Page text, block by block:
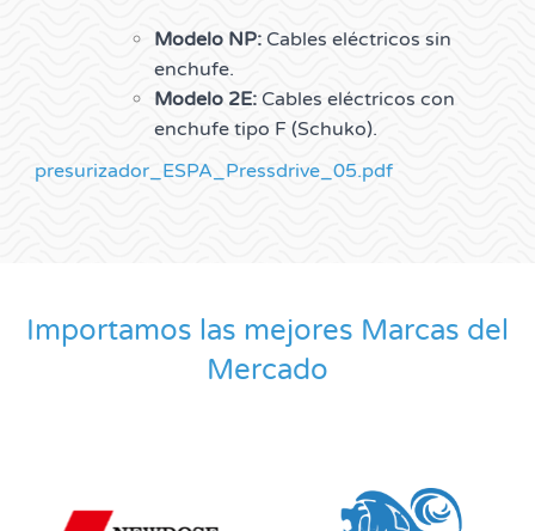
Modelo NP: Cables eléctricos sin
enchufe.
Modelo 2E: Cables eléctricos con
enchufe tipo F (Schuko).
presurizador_ESPA_Pressdrive_05.pdf
Importamos las mejores Marcas del
Mercado